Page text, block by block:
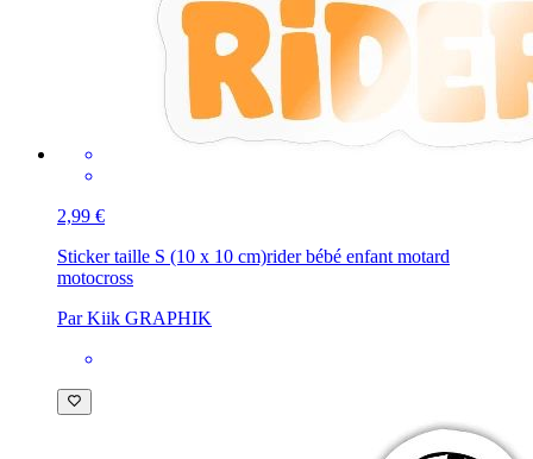
2,99 €
Sticker taille S (10 x 10 cm)rider bébé enfant motard
motocross
Par Kiik GRAPHIK